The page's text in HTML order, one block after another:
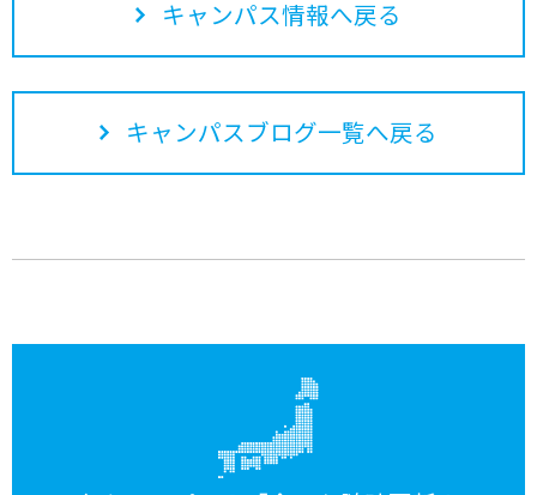
キャンパス情報へ戻る
キャンパスブログ一覧へ戻る